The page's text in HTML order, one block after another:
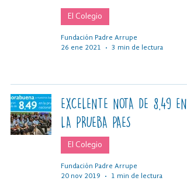
El Colegio
Fundación Padre Arrupe
26 ene 2021
3 min de lectura
EXCELENTE NOTA DE 8,49 EN
LA PRUEBA PAES
El Colegio
Fundación Padre Arrupe
20 nov 2019
1 min de lectura